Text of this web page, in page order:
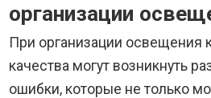
организации
При организации освещения
качества могут возникнуть
ошибки, которые не только